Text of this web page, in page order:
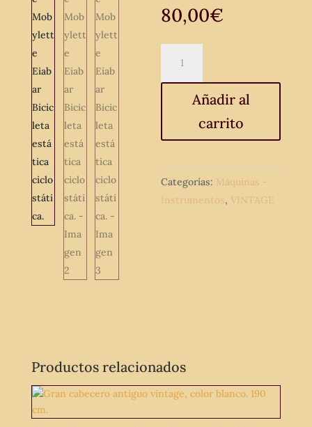
80,00€
Mobylette
Eiabar
Bicicleta
ciclostática.
Añadir al
carrito
Categorías: Máquinas -
Instrumentos, VINTAGE
Productos relacionados